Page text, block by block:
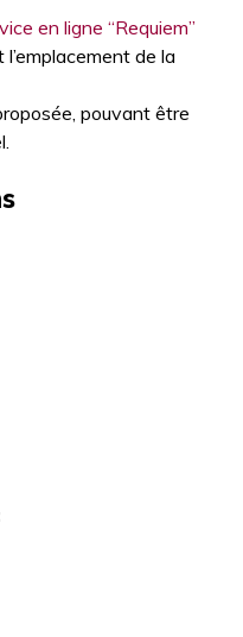
en ligne “Requiem”
de la
pouvant être